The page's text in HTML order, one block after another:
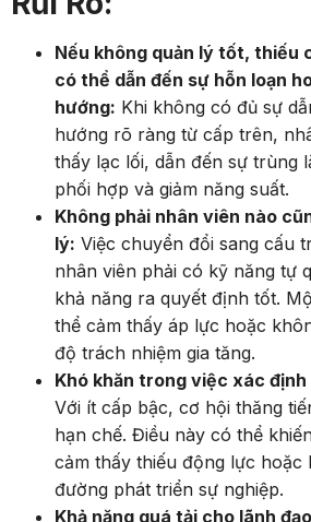
Nếu không quản lý tốt, thiếu
có thể dẫn đến sự hỗn loạn
hướng: Khi không có đủ sự
hướng rõ ràng từ cấp trên,
thấy lạc lối, dẫn đến sự trùng
phối hợp và giảm năng suất.
Không phải nhân viên nào
lý: Việc chuyển đổi sang cấu
nhân viên phải có kỹ năng tự
khả năng ra quyết định tốt.
thể cảm thấy áp lực hoặc
độ trách nhiệm gia tăng.
Khó khăn trong việc xác
Với ít cấp bậc, cơ hội thăng
hạn chế. Điều này có thể
cảm thấy thiếu động lực
đường phát triển sự nghiệp.
Khả năng quá tải cho lãnh